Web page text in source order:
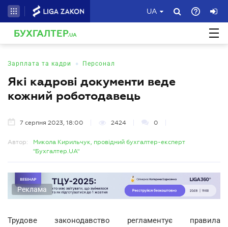
UA
БУХГАЛТЕР.UA
Зарплата та кадри • Персонал
Які кадрові документи веде
кожний роботодавець
7 серпня 2023, 18:00 2424 0
Автор:
Микола Кирильчук, провідний бухгалтер-експерт
"Бухгалтер.UA"
Реклама
Трудове законодавство регламентує правила